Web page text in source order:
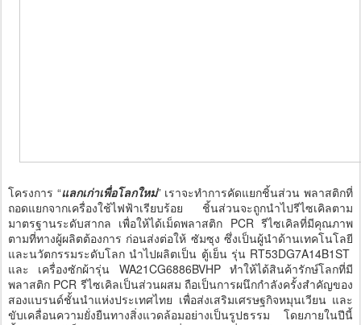
โครงการ “แลกเก่าเพื่อโลกใหม่” เราจะทำการคัดแยกชิ้นส่วน พลาสติกที่
ถอดแยกจากเครื่องใช้ไฟฟ้าเรียบร้อย ชิ้นส่วนจะถูกนำไปรีไซเคิลตาม
มาตรฐานระดับสากล เพื่อให้ได้เม็ดพลาสติก PCR รีไซเคิลที่มีคุณภาพ
ตามที่ทางผู้ผลิตต้องการ ก่อนส่งต่อให้ ซัมซุง ซึ่งเป็นผู้นำด้านเทคโนโลยี
และนวัตกรรมระดับโลก นำไปผลิตเป็น ตู้เย็น รุ่น RT53DG7A14B1ST
และ เครื่องซักผ้ารุ่น WA21CG6886BVHP ทำให้ได้สินค้ารักษ์โลกที่มี
พลาสติก PCR รีไซเคิลเป็นส่วนผสม ถือเป็นการผนึกกำลังครั้งสำคัญของ
สองแบรนด์ชั้นนำแห่งประเทศไทย เพื่อส่งเสริมเศรษฐกิจหมุนเวียน และ
ขับเคลื่อนความยั่งยืนทางสิ่งแวดล้อมอย่างเป็นรูปธรรม โดยภายในปีนี้